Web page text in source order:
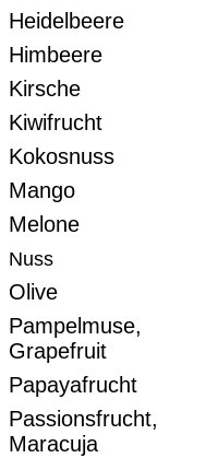
Heidelbeere
Himbeere
Kirsche
Kiwifrucht
Kokosnuss
Mango
Melone
Nuss
Olive
Pampelmuse,
Grapefruit
Papayafrucht
Passionsfrucht,
Maracuja